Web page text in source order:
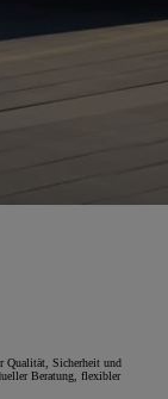
Qualität, Sicherheit und
Beratung, flexibler